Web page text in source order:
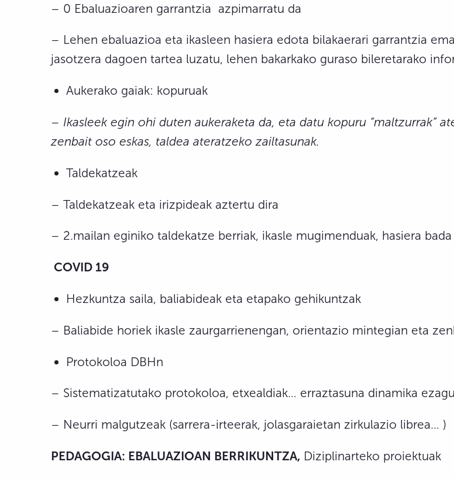
– 0 Ebaluazioaren garrantzia azpimarratu da
– Lehen ebaluazioa eta ikasleen hasiera edota bilakaerari garrantzia
jasotzera dagoen tartea luzatu, lehen bakarkako guraso bileretarako
Aukerako gaiak: kopuruak
– Ikasleek egin ohi duten aukeraketa da, eta datu kopuru “maltzurrak”
zenbait oso eskas, taldea ateratzeko zailtasunak.
Taldekatzeak
– Taldekatzeak eta irizpideak aztertu dira
– 2.mailan eginiko taldekatze berriak, ikasle mugimenduak, hasiera
COVID 19
Hezkuntza saila, baliabideak eta etapako gehikuntzak
– Baliabide horiek ikasle zaurgarrienengan, orientazio mintegian eta
Protokoloa DBHn
– Sistematizatutako protokoloa, etxealdiak… erraztasuna dinamika
– Neurri malgutzeak (sarrera-irteerak, jolasgaraietan zirkulazio librea… )
PEDAGOGIA: EBALUAZIOAN BERRIKUNTZA, Diziplinarteko proiektuak